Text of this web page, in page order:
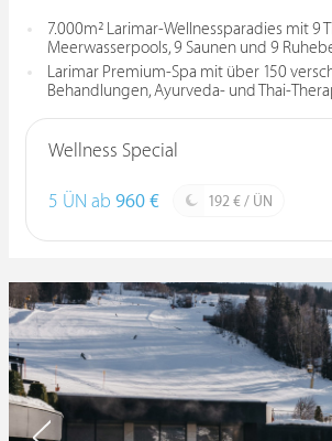
7.000m² Larimar-Wellnessparadies mit 9
Meerwasserpools, 9 Saunen und 9
Larimar Premium-Spa mit über 150
Behandlungen, Ayurveda- und Thai-
Wellness Special
5 ÜN ab 960 € 192 € / ÜN